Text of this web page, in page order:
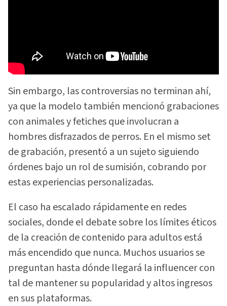
Sin embargo, las controversias no terminan ahí,
ya que la modelo también mencionó grabaciones
con animales y fetiches que involucran a
hombres disfrazados de perros. En el mismo set
de grabación, presentó a un sujeto siguiendo
órdenes bajo un rol de sumisión, cobrando por
estas experiencias personalizadas.
El caso ha escalado rápidamente en redes
sociales, donde el debate sobre los límites éticos
de la creación de contenido para adultos está
más encendido que nunca. Muchos usuarios se
preguntan hasta dónde llegará la influencer con
tal de mantener su popularidad y altos ingresos
en sus plataformas.